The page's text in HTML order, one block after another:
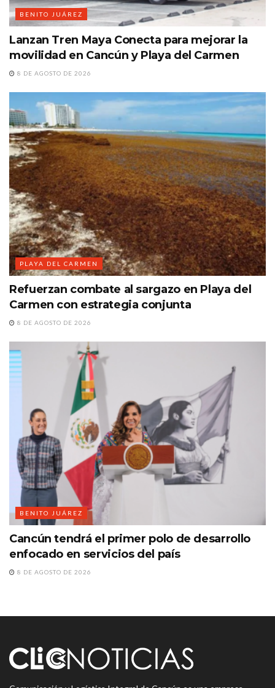
BENITO JUÁREZ
Lanzan Tren Maya Conecta para mejorar la
movilidad en Cancún y Playa del Carmen
8 DE AGOSTO DE 2026
PLAYA DEL CARMEN
Refuerzan combate al sargazo en Playa del
Carmen con estrategia conjunta
8 DE AGOSTO DE 2026
BENITO JUÁREZ
Cancún tendrá el primer polo de desarrollo
enfocado en servicios del país
8 DE AGOSTO DE 2026